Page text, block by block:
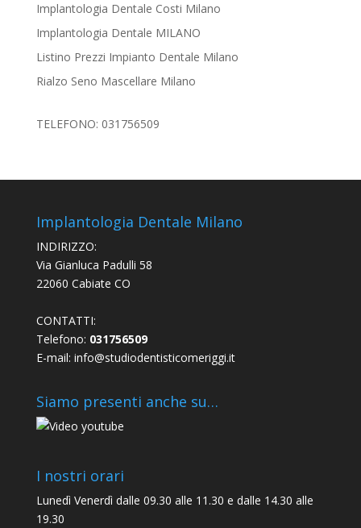
Implantologia Dentale Costi Milano
Implantologia Dentale MILANO
Listino Prezzi Impianto Dentale Milano
Rialzo Seno Mascellare Milano
TELEFONO: 031756509
Implantologia Dentale Milano
INDIRIZZO:
Via Gianluca Padulli 58
22060 Cabiate CO
CONTATTI:
Telefono: 031756509
E-mail: info@studiodentisticomeriggi.it
Siamo presenti anche su…
I nostri orari
Lunedì Venerdì dalle 09.30 alle 11.30 e dalle 14.30 alle
19.30